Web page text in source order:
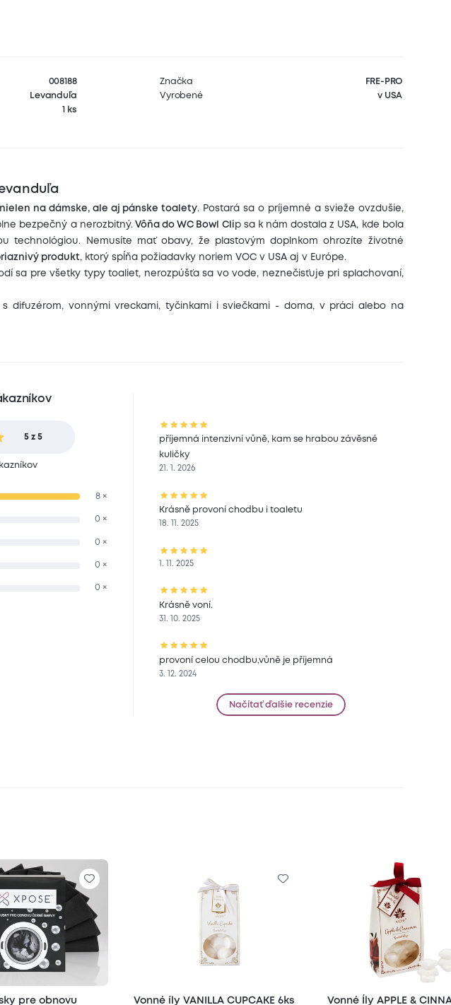
008188
Levanduľa
1 ks
Značka
FRE-PRO
Vyrobené
v USA
na dámske, ale aj pánske toalety. Postará sa o príjemné a svieže ovzdušie,
bezpečný a nerozbitný.Vôňa do WC Bowl Cli
p sa k nám dostala z USA, kde bola
technológiou. Nemusíte mať obavy, že plastovým doplnkom ohrozíte životné
produkt, ktorý spĺňa požiadavky noriem VOC v USA aj v Európe.
sa pre všetky typy toaliet, nerozpúšťa sa vo vode, neznečisťuje pri splachovaní,
s difuzérom, vonnými vreckami, tyčinkami i sviečkami - doma, v práci alebo na
5 z 5
8 ×
0 ×
0 ×
0 ×
0 ×
příjemná intenzivní vůně, kam se hrabou závěsné
kuličky
21. 1. 2026
Krásně provoní chodbu i toaletu
18. 11. 2025
1. 11. 2025
Krásně voní.
31. 10. 2025
provoní celou chodbu,vůně je příjemná
3. 12. 2024
Načítať ďalšie recenzie
pre obnovu
Vonné íly VANILLA CUPCAKE 6ks
Vonné Íly APPLE &